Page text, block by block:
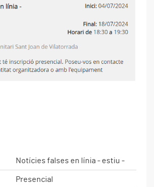
Notícies falses en línia - estiu -
Presencial